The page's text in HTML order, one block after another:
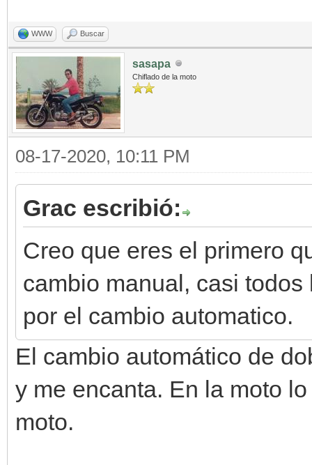
WWW Buscar
sasapa
Chiflado de la moto
08-17-2020, 10:11 PM
Grac escribió:
Creo que eres el primero
cambio manual, casi
por el cambio automatico.
El cambio automático de
y me encanta. En la moto
moto.